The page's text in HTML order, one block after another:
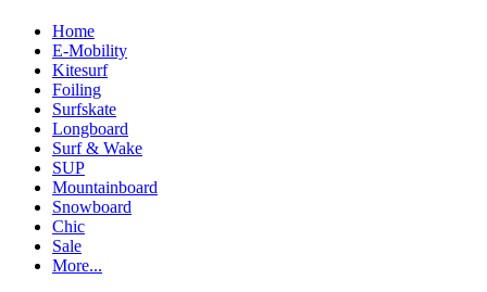
Home
E-Mobility
Kitesurf
Foiling
Surfskate
Longboard
Surf & Wake
SUP
Mountainboard
Snowboard
Chic
Sale
More...